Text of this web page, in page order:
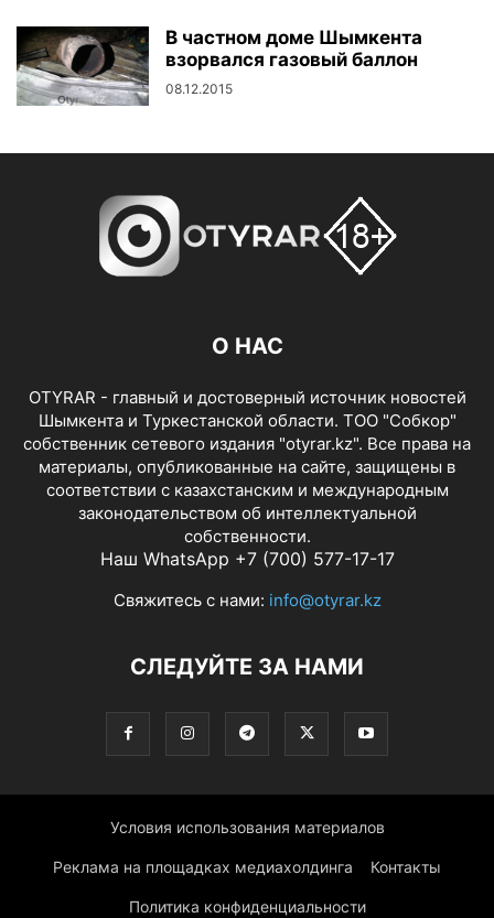
В частном доме Шымкента
взорвался газовый баллон
08.12.2015
О НАС
OTYRAR - главный и достоверный источник новостей
Шымкента и Туркестанской области. ТОО "Собкор"
собственник сетевого издания "otyrar.kz". Все права на
материалы, опубликованные на сайте, защищены в
соответствии с казахстанским и международным
законодательством об интеллектуальной
собственности.
Наш WhatsApp +7 (700) 577-17-17
Свяжитесь с нами: info@otyrar.kz
СЛЕДУЙТЕ ЗА НАМИ
Условия использования материалов
Реклама на площадках медиахолдинга Контакты
Политика конфиденциальности